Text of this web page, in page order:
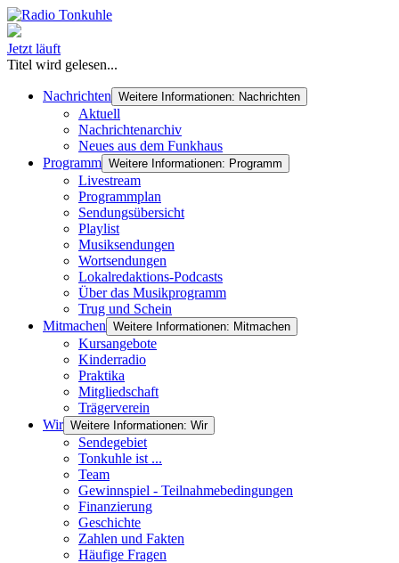
Jetzt läuft
Titel wird gelesen...
Nachrichten Weitere Informationen: Nachrichten
Aktuell
Nachrichtenarchiv
Neues aus dem Funkhaus
Programm Weitere Informationen: Programm
Livestream
Programmplan
Sendungsübersicht
Playlist
Musiksendungen
Wortsendungen
Lokalredaktions-Podcasts
Über das Musikprogramm
Trug und Schein
Mitmachen Weitere Informationen: Mitmachen
Kursangebote
Kinderradio
Praktika
Mitgliedschaft
Trägerverein
Wir Weitere Informationen: Wir
Sendegebiet
Tonkuhle ist ...
Team
Gewinnspiel - Teilnahmebedingungen
Finanzierung
Geschichte
Zahlen und Fakten
Häufige Fragen